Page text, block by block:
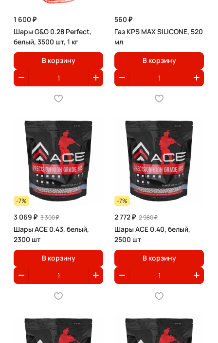
1 600 ₽
Шары G&G 0.28 Perfect,
белый, 3500 шт, 1 кг
В корзину
560 ₽
Газ KPS MAX SILICONE, 520
мл
В корзину
-7%
3 069 ₽ 3 300 ₽
Шары ACE 0.43, белый,
2300 шт
В корзину
-7%
2 772 ₽ 2 980 ₽
Шары ACE 0.40, белый,
2500 шт
В корзину